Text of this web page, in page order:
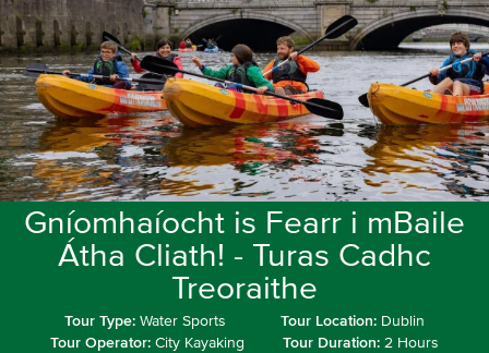
Gníomhaíocht is Fearr i mBaile
Átha Cliath! - Turas Cadhc
Treoraithe
Tour Type:Water Sports Tour Location: Dublin
Tour Operator: City Kayaking Tour Duration:2 Hours